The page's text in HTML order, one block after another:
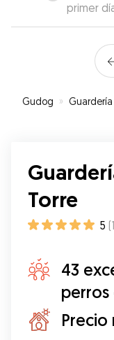
primer
para
como
además
triste el
Gudog »
Torre
5 (
43
perros
Precio